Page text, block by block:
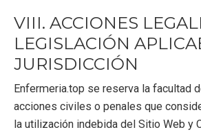
VIII. ACCIONES
LEGISLACIÓN
JURISDICCIÓN
Enfermeria.top se reserva la facultad
acciones civiles o penales que
la utilización indebida del Sitio Web y